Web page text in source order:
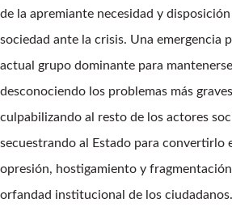
de la apremiante necesidad y
sociedad ante la crisis. Una emergencia
actual grupo dominante para
desconociendo los problemas más
culpabilizando al resto de los actores
secuestrando al Estado para convertirlo
opresión, hostigamiento y
orfandad institucional de los ciudadanos.